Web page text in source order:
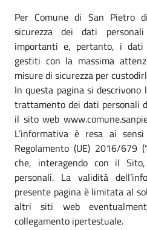
Per Comune di San Pietro
sicurezza dei dati
importanti e, pertanto, i dati
gestiti con la massima
misure di sicurezza per
In questa pagina si
trattamento dei dati personali
il sito web
L’informativa è resa ai
Regolamento (UE) 2016/679
che, interagendo con il
personali. La validità
presente pagina è limitata al
altri siti web
collegamento ipertestuale.